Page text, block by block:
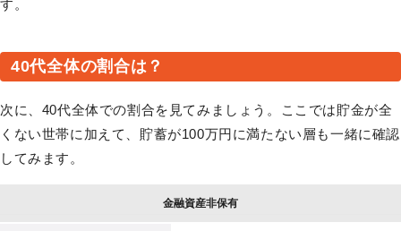
す。
40代全体の割合は？
次に、40代全体での割合を見てみましょう。ここでは貯金が全
くない世帯に加えて、貯蓄が100万円に満たない層も一緒に確認
してみます。
金融資産非保有